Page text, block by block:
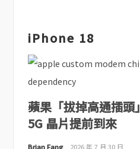
iPhone 18
蘋果「拔掉高通插
5G 晶片提前到來
Brian Fang 2026 年 7 月 30 日